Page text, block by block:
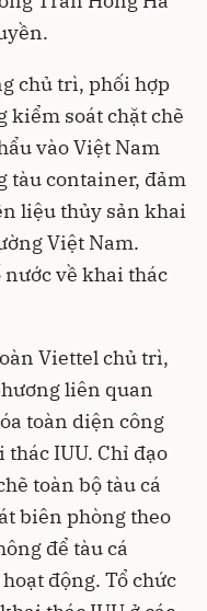
chủ trì, phối hợp
kiểm soát chặt chẽ
vào Việt Nam
tàu container, đảm
liệu thủy sản khai
Việt Nam.
về khai thác
Viettel chủ trì,
liên quan
toàn diện công
IUU. Chỉ đạo
toàn bộ tàu cá
biên phòng theo
để tàu cá
động. Tổ chức